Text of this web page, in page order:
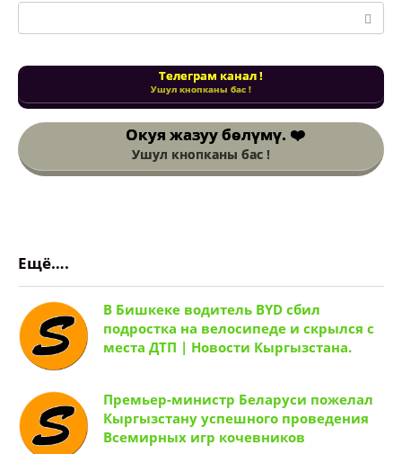
Поиск:
Телеграм канал !
Ушул кнопканы бас !
Окуя жазуу бөлүмү. ❤️
Ушул кнопканы бас !
Ещё….
В Бишкеке водитель BYD сбил
подростка на велосипеде и скрылся с
места ДТП | Новости Кыргызстана.
Премьер-министр Беларуси пожелал
Кыргызстану успешного проведения
Всемирных игр кочевников